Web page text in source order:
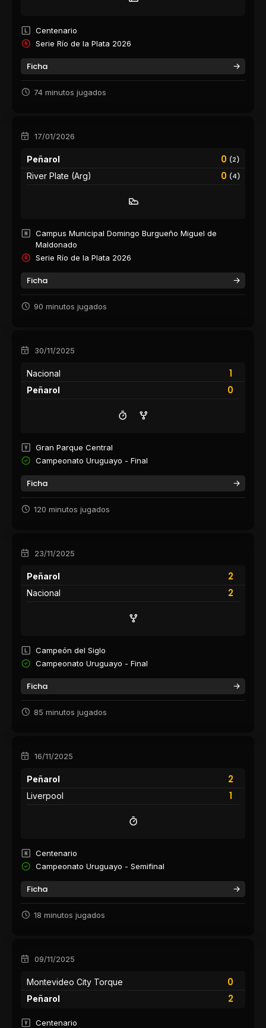
Centenario
Serie Río de la Plata 2026
Ficha
74 minutos jugados
17/01/2026
Peñarol 0 (2)
0 (4)
River Plate (Arg)
Campus Municipal Domingo Burgueño Miguel de
Maldonado
Serie Río de la Plata 2026
Ficha
90 minutos jugados
30/11/2025
Nacional
1
0
Peñarol
Gran Parque Central
Campeonato Uruguayo - Final
Ficha
120 minutos jugados
23/11/2025
Peñarol
2
2
Nacional
Campeón del Siglo
Campeonato Uruguayo - Final
Ficha
85 minutos jugados
16/11/2025
Peñarol
2
1
Liverpool
Centenario
Campeonato Uruguayo - Semifinal
Ficha
18 minutos jugados
09/11/2025
Montevideo City Torque
0
2
Peñarol
Centenario